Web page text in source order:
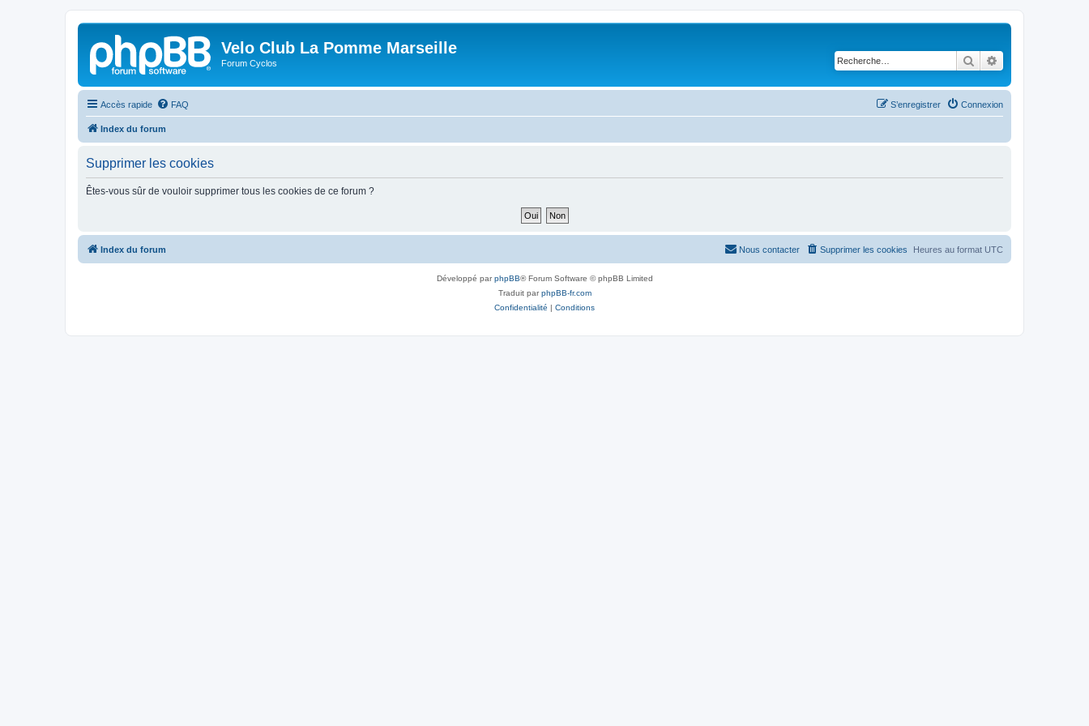
Velo Club La Pomme Marseille
Forum Cyclos Rechercher
Accès rapide FAQ Connexion
S’enregistrer
Index du forum
Supprimer les cookies
Êtes-vous sûr de vouloir supprimer tous les cookies de ce forum ?
Index du forum Heures au format UTC
Supprimer les cookies
Nous contacter
Développé parphpBB® Forum Software © phpBB Limited
Traduit parphpBB-fr.com
Confidentialité | Conditions